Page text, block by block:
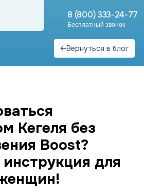
8 (800) 333-24-77
Бесплатный звонок
Вернуться в блог
Кегеля без
Boost?
для